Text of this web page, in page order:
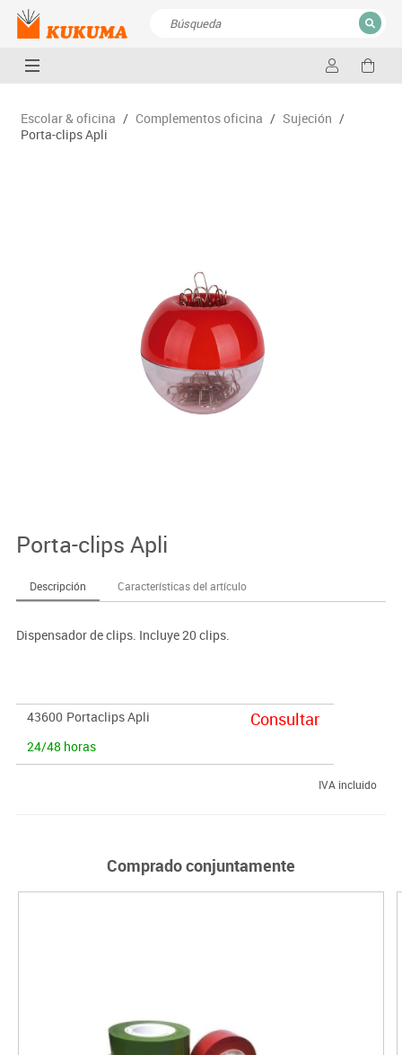
CERRAR
Escolar & oficina / Complementos oficina / Sujeción /
Porta-clips Apli
Porta-clips Apli
Descripción Características del artículo
Dispensador de clips. Incluye 20 clips.
43600 Portaclips Apli
24/48 horas
Consultar
IVA incluido
Comprado conjuntamente